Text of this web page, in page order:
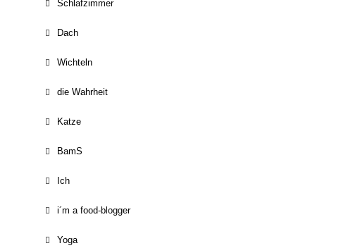
Schlafzimmer
Dach
Wichteln
die Wahrheit
Katze
BamS
Ich
i´m a food-blogger
Yoga